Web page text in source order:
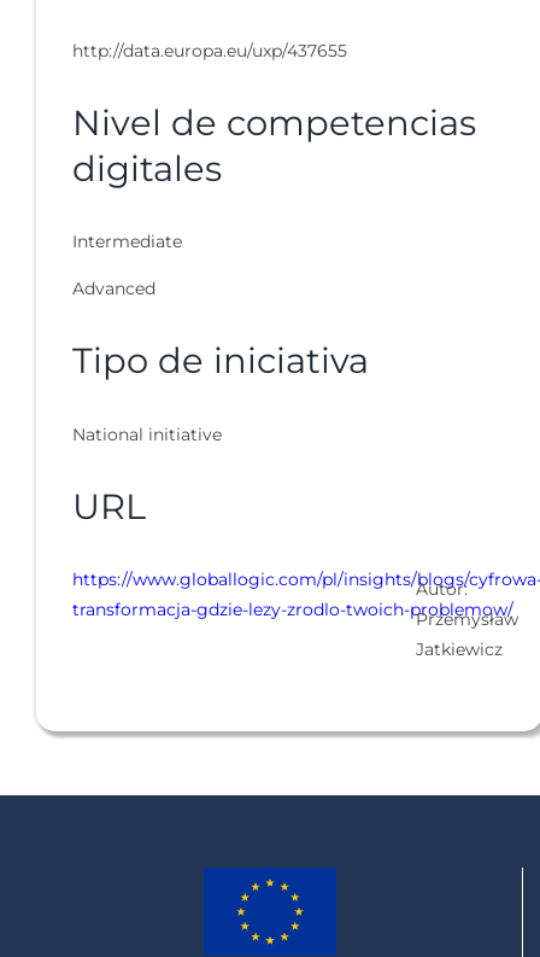
http://data.europa.eu/uxp/437655
Nivel de competencias
digitales
Intermediate
Advanced
Tipo de iniciativa
National initiative
URL
https://www.globallogic.com/pl/insights/blogs/
transformacja-gdzie-lezy-zrodlo-twoich-problemow/
Autor:
Przemysław
Jatkiewicz